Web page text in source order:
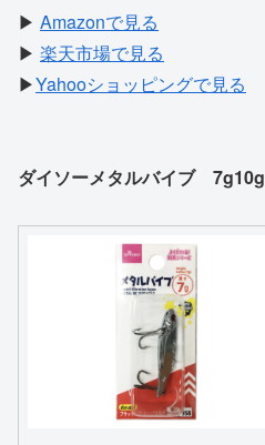
▶ Amazonで見る
▶ 楽天市場で見る
▶Yahooショッピングで見る
ダイソーメタルバイブ 7g10g